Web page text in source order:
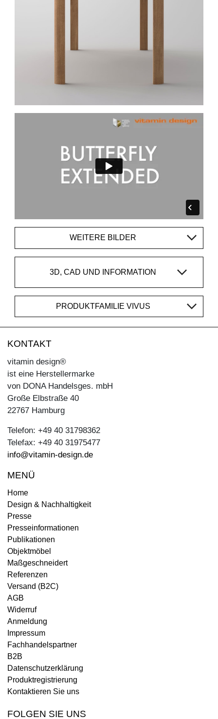
WEITERE BILDER
3D, CAD UND INFORMATION
PRODUKTFAMILIE VIVUS
KONTAKT
vitamin design®
ist eine Herstellermarke
von DONA Handelsges. mbH
Große Elbstraße 40
22767 Hamburg
Telefon: +49 40 31798362
Telefax: +49 40 31975477
info@vitamin-design.de
MENÜ
Home
Design & Nachhaltigkeit
Presse
Presseinformationen
Publikationen
Objektmöbel
Maßgeschneidert
Referenzen
Versand (B2C)
AGB
Widerruf
Anmeldung
Impressum
Fachhandelspartner
B2B
Datenschutzerklärung
Produktregistrierung
Kontaktieren Sie uns
FOLGEN SIE UNS